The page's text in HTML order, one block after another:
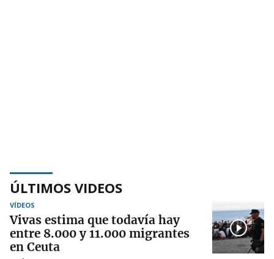
ÚLTIMOS VIDEOS
VÍDEOS
Vivas estima que todavía hay
entre 8.000 y 11.000 migrantes
en Ceuta